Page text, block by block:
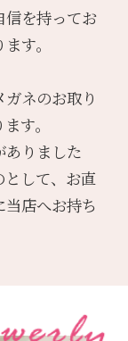
信を持ってお
す。
ネのお取り
す。
ありました
として、お直
当店へお持ち